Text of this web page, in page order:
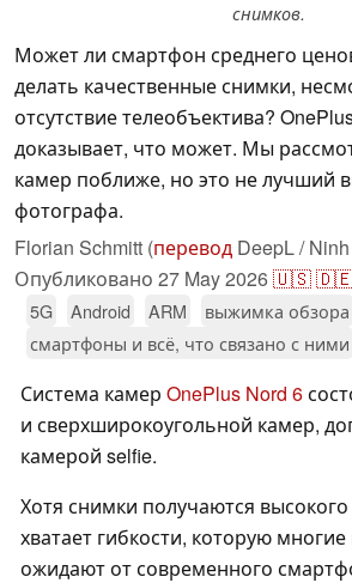
снимков.
Может ли смартфон среднего
делать качественные снимки,
отсутствие телеобъектива?
доказывает, что может. Мы
камер поближе, но это не лучший
фотографа.
Florian Schmitt (перевод DeepL /
Опубликовано 27 May 2026🇺🇸
5G Android ARM
выжимка обзора
смартфоны и всё, что связано с ними
Система камер OnePlus Nord 6
и сверхширокоугольной камер,
камерой selfie.
Хотя снимки получаются
хватает гибкости, которую
ожидают от современного